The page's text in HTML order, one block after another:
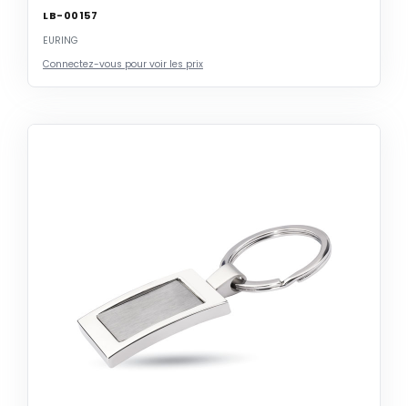
LB-00157
EURING
Connectez-vous pour voir les prix